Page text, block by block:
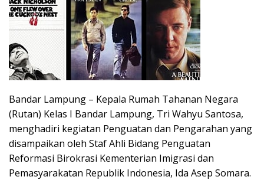
Bandar Lampung – Kepala Rumah Tahanan Negara
(Rutan) Kelas I Bandar Lampung, Tri Wahyu Santosa,
menghadiri kegiatan Penguatan dan Pengarahan yang
disampaikan oleh Staf Ahli Bidang Penguatan
Reformasi Birokrasi Kementerian Imigrasi dan
Pemasyarakatan Republik Indonesia, Ida Asep Somara.